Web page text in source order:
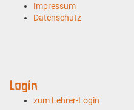
Impressum
Datenschutz
Login
zum Lehrer-Login